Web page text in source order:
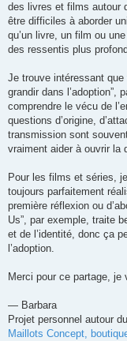
n
o
l
u
des livres et films autour
être difficiles à aborder
qu’un livre, un film ou
des ressentis plus
Je trouve intéressant
grandir dans l’adoption”,
comprendre le vécu de
questions d’origine,
transmission sont
vraiment aider à ouvrir la
Pour les films et séries,
toujours parfaitement
première réflexion ou
Us”, par exemple, traite
et de l’identité, donc ça
l’adoption.
Merci pour ce partage, je
— Barbara
Projet personnel autour
Maillots Concept,